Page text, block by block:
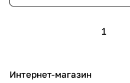
1
Интернет-магазин